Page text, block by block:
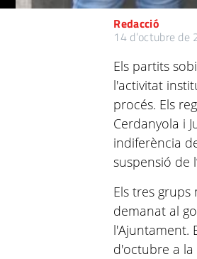
Redacció
14 d’octubre
Els partits
l'activitat
procés. Els
Cerdanyola i
indiferència
suspensió de
Els tres
demanat al
l'Ajuntament.
d'octubre a la